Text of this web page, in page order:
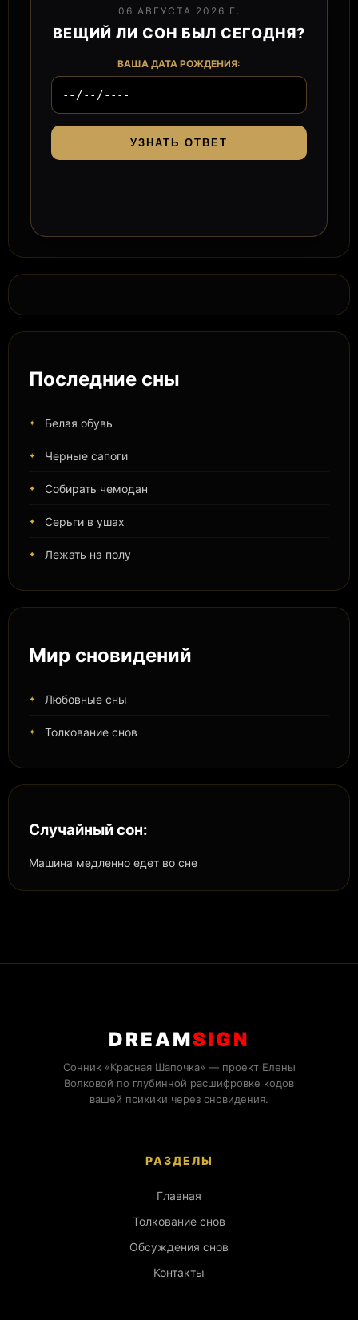
06 АВГУСТА 2026 Г.
ВЕЩИЙ ЛИ СОН БЫЛ СЕГОДНЯ?
ВАША ДАТА РОЖДЕНИЯ:
УЗНАТЬ ОТВЕТ
Последние сны
Белая обувь
Черные сапоги
Собирать чемодан
Серьги в ушах
Лежать на полу
Мир сновидений
Любовные сны
Толкование снов
Случайный сон:
Машина медленно едет во сне
DREAMSIGN
Сонник «Красная Шапочка» — проект Елены
Волковой по глубинной расшифровке кодов
вашей психики через сновидения.
РАЗДЕЛЫ
Главная
Толкование снов
Обсуждения снов
Контакты